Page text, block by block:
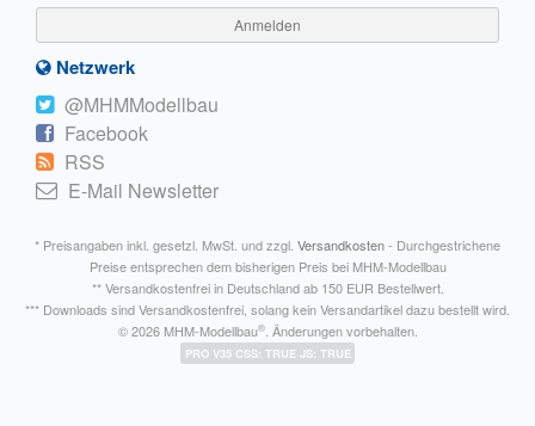
Anmelden
Netzwerk
@MHMModellbau
Facebook
RSS
E-Mail Newsletter
* Preisangaben inkl. gesetzl. MwSt. und zzgl. Versandkosten- Durchgestrichene
Preise entsprechen dem bisherigen Preis bei MHM-Modellbau
** Versandkostenfrei in Deutschland ab 150 EUR Bestellwert.
*** Downloads sind Versandkostenfrei, solang kein Versandartikel dazu bestellt wird.
© 2026 MHM-Modellbau®. Änderungen vorbehalten.
PRO V35 CSS: TRUE JS: TRUE